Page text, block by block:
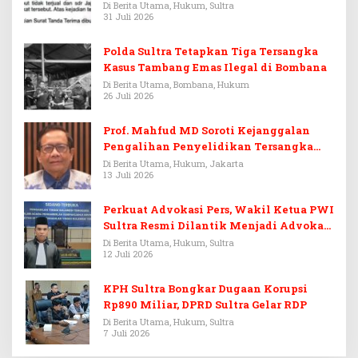
Di Berita Utama, Hukum, Sultra
31 Juli 2026
Polda Sultra Tetapkan Tiga Tersangka
Kasus Tambang Emas Ilegal di Bombana
Di Berita Utama, Bombana, Hukum
26 Juli 2026
Prof. Mahfud MD Soroti Kejanggalan
Pengalihan Penyelidikan Tersangka
Febrie Adriansyah
Di Berita Utama, Hukum, Jakarta
13 Juli 2026
Perkuat Advokasi Pers, Wakil Ketua PWI
Sultra Resmi Dilantik Menjadi Advokat
PERADI
Di Berita Utama, Hukum, Sultra
12 Juli 2026
KPH Sultra Bongkar Dugaan Korupsi
Rp890 Miliar, DPRD Sultra Gelar RDP
Di Berita Utama, Hukum, Sultra
7 Juli 2026